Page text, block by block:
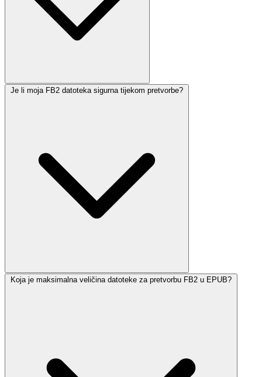
Je li moja FB2 datoteka sigurna tijekom pretvorbe?
Koja je maksimalna veličina datoteke za pretvorbu FB2 u EPUB?